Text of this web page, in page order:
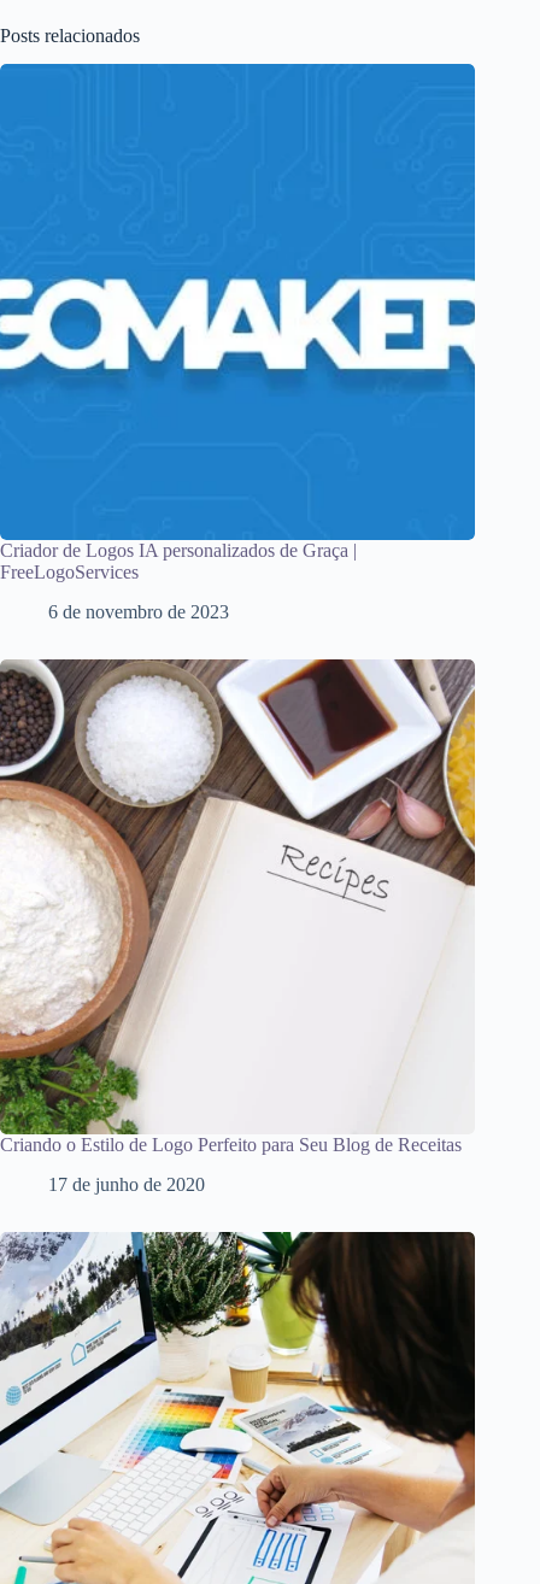
Posts relacionados
Criador de Logos IA personalizados de Graça |
FreeLogoServices
6 de novembro de 2023
Criando o Estilo de Logo Perfeito para Seu Blog de Receitas
17 de junho de 2020